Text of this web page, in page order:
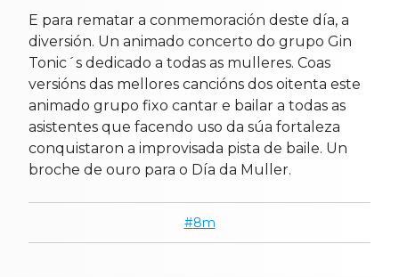
E para rematar a conmemoración deste día, a
diversión. Un animado concerto do grupo Gin
Tonic´s dedicado a todas as mulleres. Coas
versións das mellores cancións dos oitenta este
animado grupo fixo cantar e bailar a todas as
asistentes que facendo uso da súa fortaleza
conquistaron a improvisada pista de baile. Un
broche de ouro para o Día da Muller.
8m